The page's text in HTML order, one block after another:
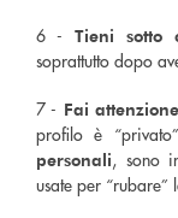
6 -Tieni sotto
soprattutto dopo
7 - Fai
profilo è
personali, sono
usate per “rubare”